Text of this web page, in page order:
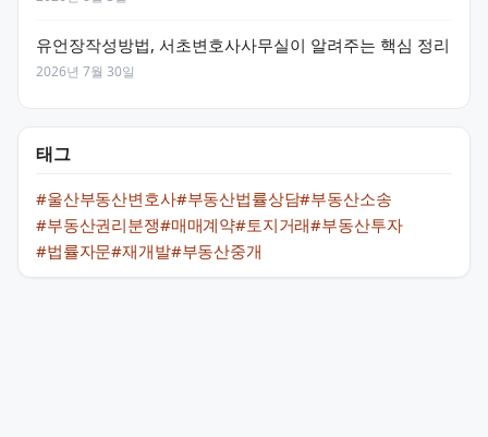
유언장작성방법, 서초변호사사무실이 알려주는 핵심 정리
2026년 7월 30일
태그
#울산부동산변호사#부동산법률상담#부동산소송
#부동산권리분쟁#매매계약#토지거래#부동산투자
#법률자문#재개발#부동산중개